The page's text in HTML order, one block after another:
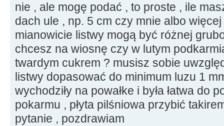
nie , ale mogę podać , to proste , ile
dach ule , np. 5 cm czy mnie albo
mianowicie listwy mogą być różnej
chcesz na wiosnę czy w lutym
twardym cukrem ? musisz sobie
listwy dopasować do minimum luzu 1
wychodziły na powałke i była łatwa do
pokarmu , płyta pilśniowa przybić
pytanie , pozdrawiam